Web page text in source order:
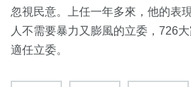
忽視民意。上任一年多來，他的表
人不需要暴力又膨風的立委，726
適任立委。